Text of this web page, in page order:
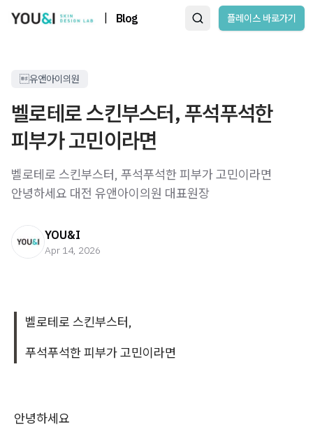
Blog 플레이스 바로가기
유앤아이의원
벨로테로 스킨부스터, 푸석푸석한
피부가 고민이라면
벨로테로 스킨부스터, 푸석푸석한 피부가 고민이라면 ​
안녕하세요 대전 유앤아이의원 대표원장
YOU&I
Apr 14, 2026
벨로테로 스킨부스터,
푸석푸석한 피부가 고민이라면
안녕하세요